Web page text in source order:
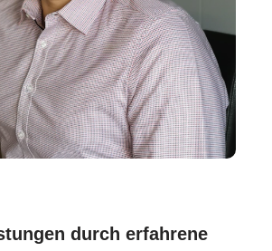
durch erfahrene